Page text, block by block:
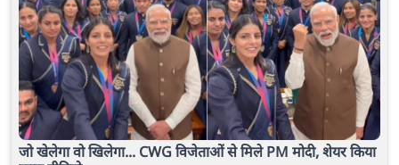
जो खेलेगा वो खिलेगा... CWG विजेताओं से मिले PM मोदी, शेयर किया